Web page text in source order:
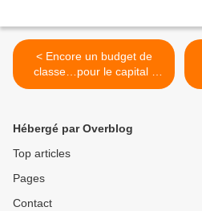
< Encore un budget de
classe…pour le capital !
(Fabien Roussel)
Hébergé par Overblog
Top articles
Pages
Contact